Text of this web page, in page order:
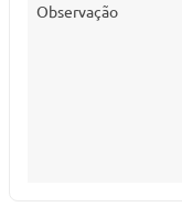
Observação